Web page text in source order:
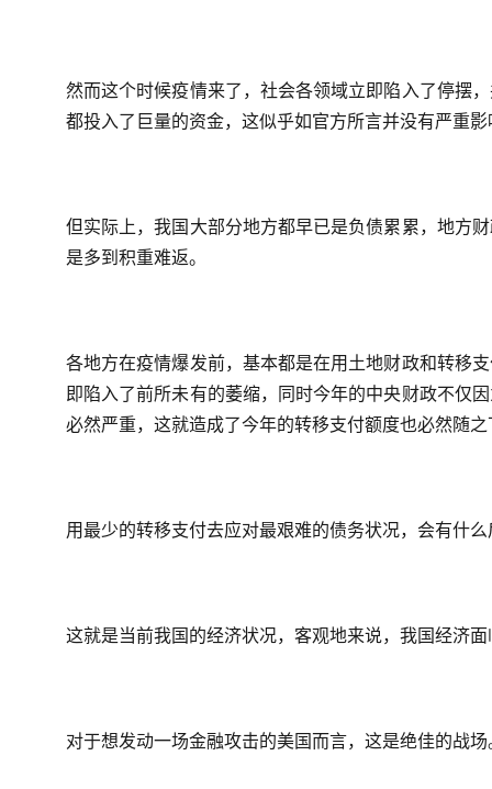
然而这个时候疫情来了，社会各领域立即陷入了停摆
都投入了巨量的资金，这似乎如官方所言并没有严重
但实际上，我国大部分地方都早已是负债累累，地方
是多到积重难返。
各地方在疫情爆发前，基本都是在用土地财政和转移
即陷入了前所未有的萎缩，同时今年的中央财政不仅
必然严重，这就造成了今年的转移支付额度也必然随
用最少的转移支付去应对最艰难的债务状况，会有什
这就是当前我国的经济状况，客观地来说，我国经济
对于想发动一场金融攻击的美国而言，这是绝佳的战场